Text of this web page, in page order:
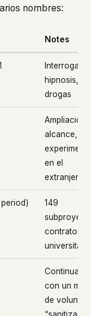
nombres:
Notes
hipnosis,
drogas
Ampliación
alcance,
en el
extranjero
149
contratos
con un
de